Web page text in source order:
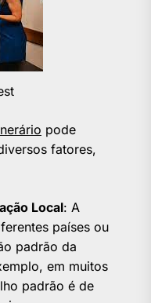
pode
fatores,
Local: A
países ou
padrão da
em muitos
padrão é de